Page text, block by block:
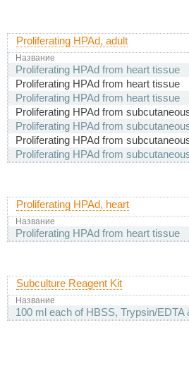
Proliferating HPAd, adult
Название
Proliferating HPAd from heart tissue
Proliferating HPAd from heart tissue
Proliferating HPAd from heart tissue
Proliferating HPAd from
Proliferating HPAd from
Proliferating HPAd from
Proliferating HPAd from
Proliferating HPAd, heart
Название
Proliferating HPAd from heart tissue
Subculture Reagent Kit
Название
100 ml each of HBSS, Trypsin/